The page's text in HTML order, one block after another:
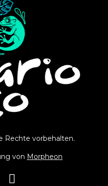
Rechte vorbehalten.
von Morpheon